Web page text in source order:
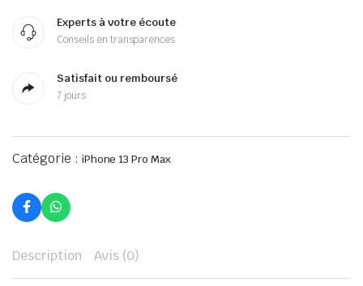
Experts à votre écoute
Conseils en transparences
Satisfait ou remboursé
7 jours
Catégorie : iPhone 13 Pro Max
Description Avis (0)